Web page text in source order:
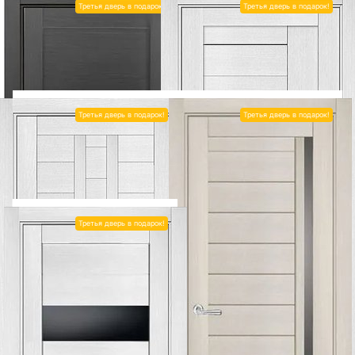
Тип полотна: Остекленное
Тип полотна: Остекленное
Покрытие: Экошпон
6 122 7 346
ЭКОГРАНД 5Х
Тип полотна: Остекленное
Покрытие: Экошпон
6 122 7 346
ЭКОГРАНД 15Х
Тип полотна: Остекленное
Покрытие: Экошпон
6 122 7 346
ЭКОГРАНД 10Х
Тип полотна: Остекленное
Тип полотна: Остекленное
6 122 7 346
ЭКОГРАНД 12Х
6 122 7 346
Третья дверь в подарок! Третья дверь в подарок!
Третья дверь в подарок! Третья дверь в подарок!
Третья дверь в подарок!
1 2 3 4 6 7 8 9